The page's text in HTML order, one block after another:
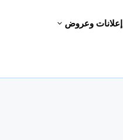
إعلانات وعروض